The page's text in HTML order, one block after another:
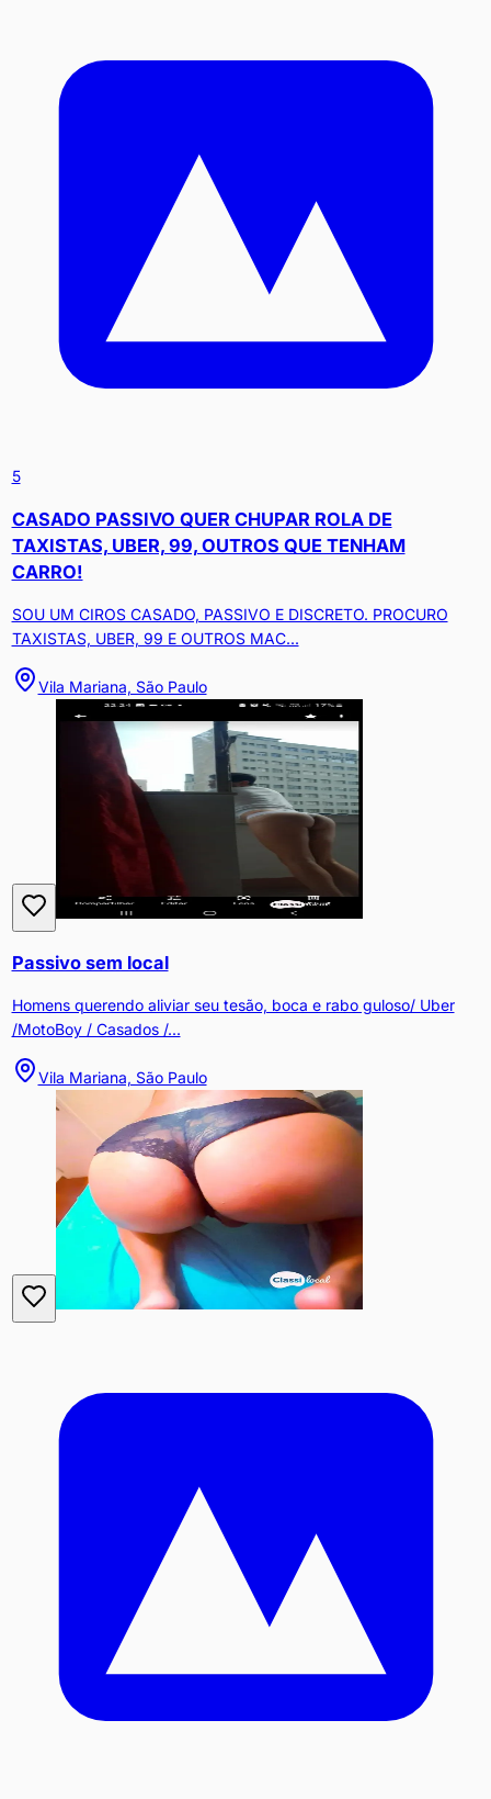
5
CASADO PASSIVO QUER CHUPAR ROLA DE
TAXISTAS, UBER, 99, OUTROS QUE TENHAM
CARRO!
SOU UM CIROS CASADO, PASSIVO E DISCRETO. PROCURO
TAXISTAS, UBER, 99 E OUTROS MAC...
Vila Mariana, São Paulo
Passivo sem local
Homens querendo aliviar seu tesão, boca e rabo guloso/ Uber
/MotoBoy / Casados /...
Vila Mariana, São Paulo